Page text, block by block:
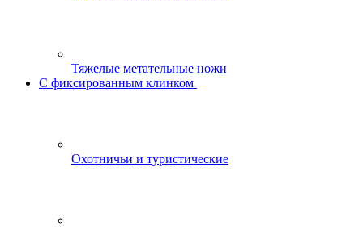
Тяжелые метательные ножи
С фиксированным клинком
Охотничьи и туристические